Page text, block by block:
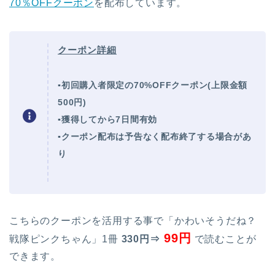
70％OFFクーポン を配布しています。
クーポン詳細
▪初回購入者限定の70%OFFクーポン(上限金額
500円)
▪獲得してから7日間有効
▪クーポン配布は予告なく配布終了する場合があ
り
こちらのクーポンを活用する事で「かわいそうだね？
戦隊ピンクちゃん」1冊 330円⇒ 99円 で読むことが
できます。